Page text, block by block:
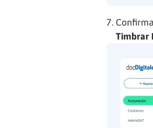
Timbrar